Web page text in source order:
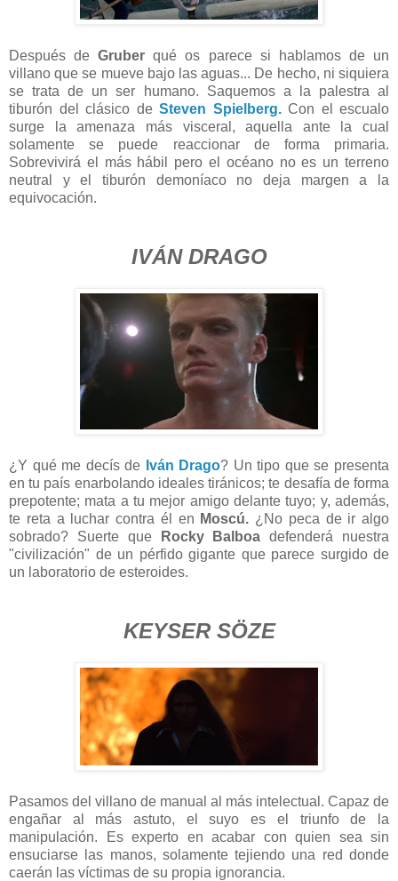
Después deGruber qué os parece si hablamos de un
villano que se mueve bajo las aguas... De hecho, ni siquiera
se trata de un ser humano. Saquemos a la palestra al
tiburón del clásico de Steven Spielberg.Con el escualo
surge la amenaza más visceral, aquella ante la cual
solamente se puede reaccionar de forma primaria.
Sobrevivirá el más hábil pero el océano no es un terreno
neutral y el tiburón demoníaco no deja margen a la
equivocación.
IVÁN DRAGO
¿Y qué me decís de Iván Drago? Un tipo que se presenta
en tu país enarbolando ideales tiránicos; te desafía de forma
prepotente; mata a tu mejor amigo delante tuyo; y, además,
te reta a luchar contra él en Moscú. ¿No peca de ir algo
sobrado? Suerte que
Rocky Balboa defenderá nuestra
"civilización" de un pérfido gigante que parece surgido de
un laboratorio de esteroides.
KEYSER SÖZE
Pasamos del villano de manual al más intelectual. Capaz de
engañar al más astuto, el suyo es el triunfo de la
manipulación. Es experto en acabar con quien sea sin
ensuciarse las manos, solamente tejiendo una red donde
caerán las víctimas de su propia ignorancia.